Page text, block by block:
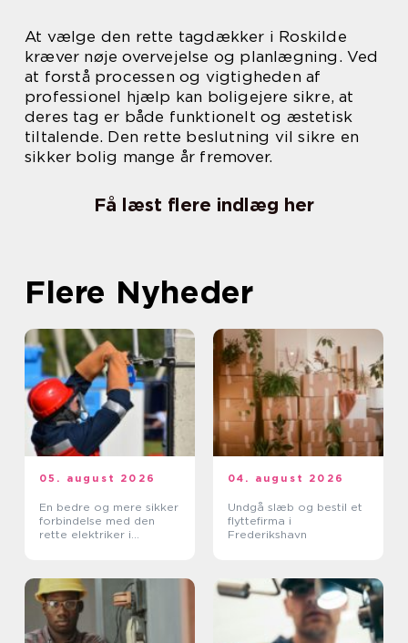
At vælge den rette tagdækker i Roskilde
kræver nøje overvejelse og planlægning. Ved
at forstå processen og vigtigheden af
professionel hjælp kan boligejere sikre, at
deres tag er både funktionelt og æstetisk
tiltalende. Den rette beslutning vil sikre en
sikker bolig mange år fremover.
Få læst flere indlæg her
Flere Nyheder
05. august 2026
En bedre og mere sikker
forbindelse med den
rette elektriker i
04. august 2026
Undgå slæb og bestil et
flyttefirma i
Frederikshavn